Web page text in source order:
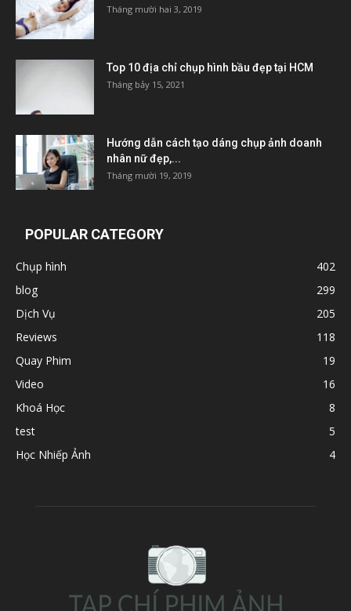
Tháng mười hai 3, 2019
Top 10 địa chỉ chụp hình bầu đẹp tại HCM
Tháng bảy 15, 2021
Hướng dẫn cách tạo dáng chụp ảnh doanh
nhân nữ đẹp,...
Tháng mười 19, 2019
POPULAR CATEGORY
Chụp hình
402
blog
299
Dịch Vụ
205
Reviews
118
Quay Phim
19
Video
16
Khoá Học
8
test
5
Học Nhiếp Ảnh
4